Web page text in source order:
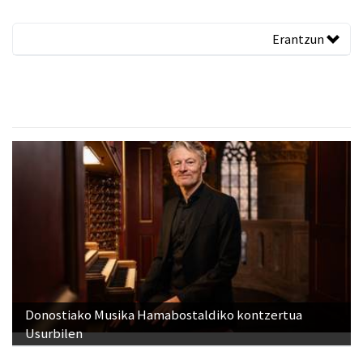
Erantzun
Donostiako Musika Hamabostaldiko kontzertua
Usurbilen